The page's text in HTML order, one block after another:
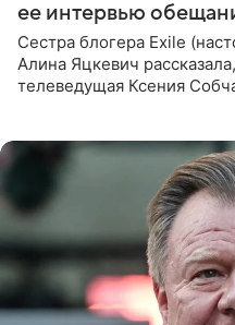
ее интервью
Сестра блогера Exile
Алина Яцкевич
телеведущая Ксения